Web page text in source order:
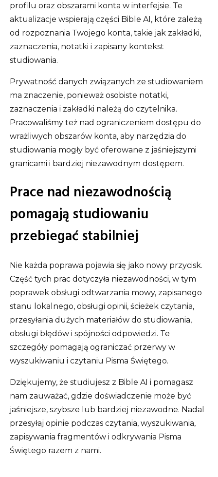
profilu oraz obszarami konta w interfejsie. Te
aktualizacje wspierają części Bible AI, które zależą
od rozpoznania Twojego konta, takie jak zakładki,
zaznaczenia, notatki i zapisany kontekst
studiowania.
Prywatność danych związanych ze studiowaniem
ma znaczenie, ponieważ osobiste notatki,
zaznaczenia i zakładki należą do czytelnika.
Pracowaliśmy też nad ograniczeniem dostępu do
wrażliwych obszarów konta, aby narzędzia do
studiowania mogły być oferowane z jaśniejszymi
granicami i bardziej niezawodnym dostępem.
Prace nad niezawodnością
pomagają studiowaniu
przebiegać stabilniej
Nie każda poprawa pojawia się jako nowy przycisk.
Część tych prac dotyczyła niezawodności, w tym
poprawek obsługi odtwarzania mowy, zapisanego
stanu lokalnego, obsługi opinii, ścieżek czytania,
przesyłania dużych materiałów do studiowania,
obsługi błędów i spójności odpowiedzi. Te
szczegóły pomagają ograniczać przerwy w
wyszukiwaniu i czytaniu Pisma Świętego.
Dziękujemy, że studiujesz z Bible AI i pomagasz
nam zauważać, gdzie doświadczenie może być
jaśniejsze, szybsze lub bardziej niezawodne. Nadal
przesyłaj opinie podczas czytania, wyszukiwania,
zapisywania fragmentów i odkrywania Pisma
Świętego razem z nami.